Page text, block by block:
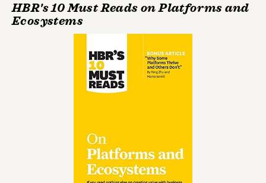
HBR's 10 Must Reads on Platforms and
Ecosystems